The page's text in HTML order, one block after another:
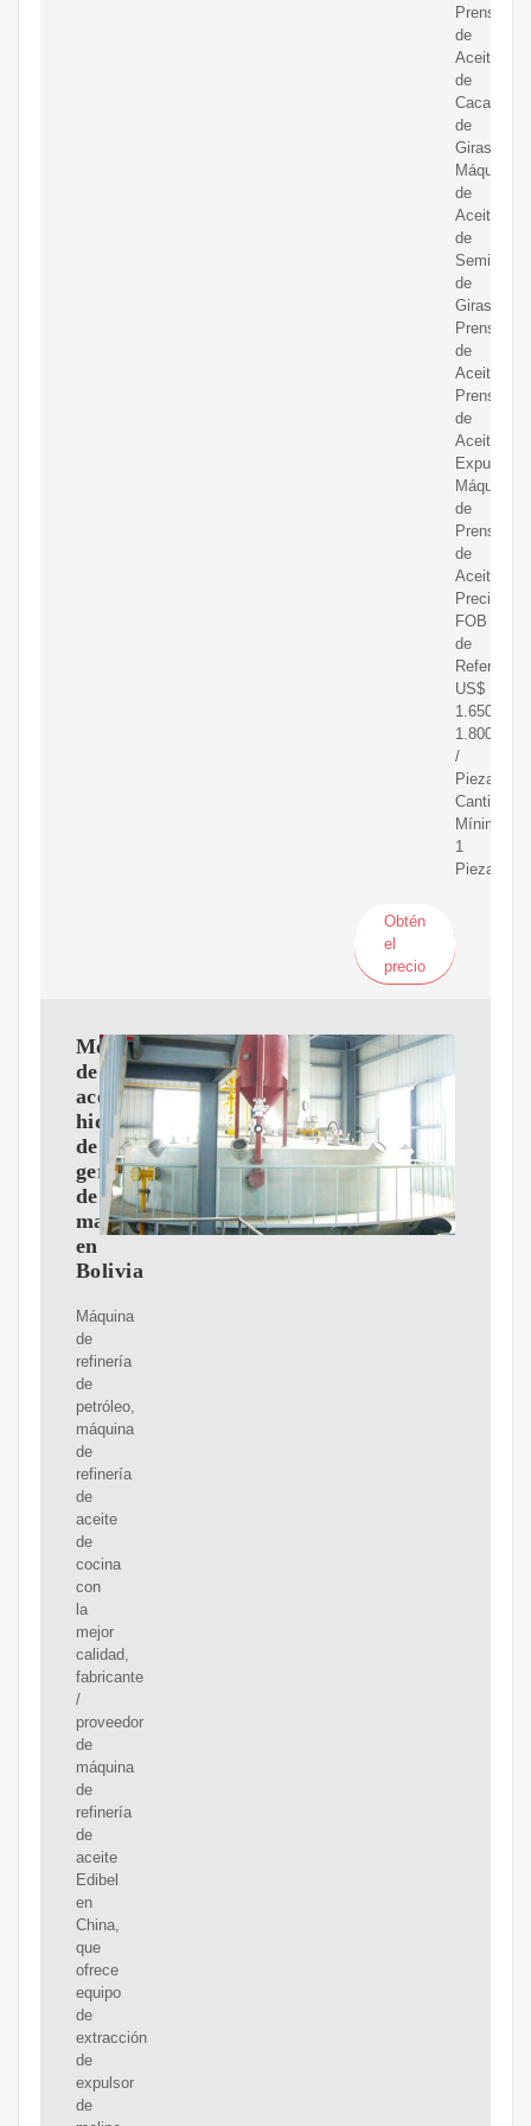
Prensa
de
Aceite
de
Cacahuate
de
Girasol
Máquina
de
Aceite
de
Semillas
de
Girasol
Prensa
de
Aceite
Prensa
de
Aceite
Expulsora
Máquina
de
Prensa
de
Aceite
Precio
FOB
de
US$
1.650,00-
1.800,00
/
Pieza
Cantidad
Mínima:
1
Pieza
Obtén
el
precio
Molino
de
aceite/aceite
hidráulico
de
germen
de
maíz
en
Bolivia
Máquina
de
refinería
de
petróleo,
máquina
de
refinería
de
aceite
de
cocina
con
la
mejor
calidad,
fabricante
/
proveedor
de
máquina
de
refinería
de
aceite
Edibel
en
China,
que
ofrece
equipo
de
extracción
de
expulsor
de